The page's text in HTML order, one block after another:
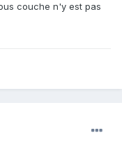
couche n'y est pas